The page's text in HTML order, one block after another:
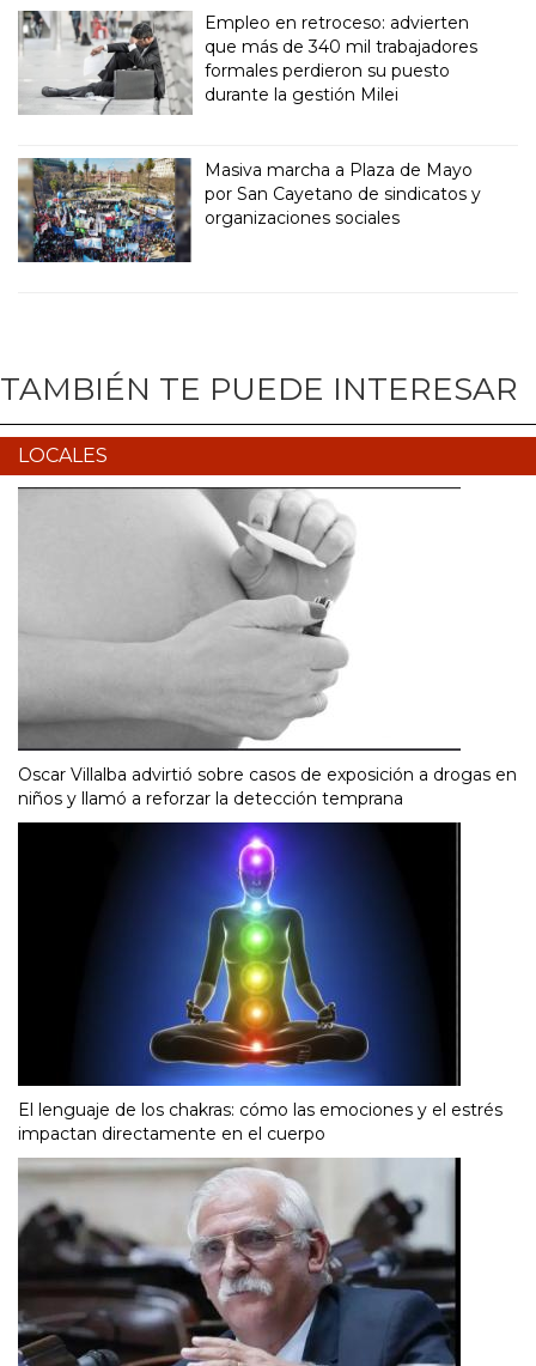
Empleo en retroceso: advierten
que más de 340 mil trabajadores
formales perdieron su puesto
durante la gestión Milei
Masiva marcha a Plaza de Mayo
por San Cayetano de sindicatos y
organizaciones sociales
TAMBIÉN TE PUEDE INTERESAR
LOCALES
Oscar Villalba advirtió sobre casos de exposición a drogas en
niños y llamó a reforzar la detección temprana
El lenguaje de los chakras: cómo las emociones y el estrés
impactan directamente en el cuerpo